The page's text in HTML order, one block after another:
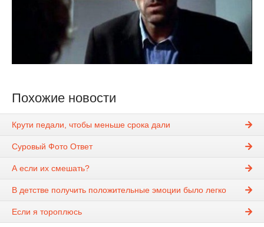
Похожие новости
Крути педали, чтобы меньше срока дали
Суровый Фото Ответ
А если их смешать?
В детстве получить положительные эмоции было легко
Если я тороплюсь